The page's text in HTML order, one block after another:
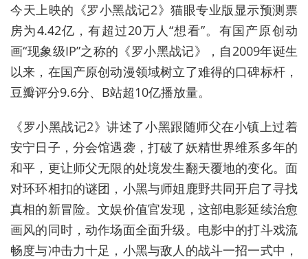
今天上映的《罗小黑战记2》猫眼专业版显示预测票
房为4.42亿，有超过20万人“想看”。有国产原创动
画“现象级IP”之称的《罗小黑战记》，自2009年诞生
以来，在国产原创动漫领域树立了难得的口碑标杆，
豆瓣评分9.6分、B站超10亿播放量。
《罗小黑战记2》讲述了小黑跟随师父在小镇上过着
安宁日子，分会馆遇袭，打破了妖精世界维系多年的
和平，更让师父无限的处境发生翻天覆地的变化。面
对环环相扣的谜团，小黑与师姐鹿野共同开启了寻找
真相的新冒险。文娱价值官发现，这部电影延续治愈
画风的同时，动作场面全面升级。电影中的打斗戏流
畅度与冲击力十足，小黑与敌人的战斗一招一式中，